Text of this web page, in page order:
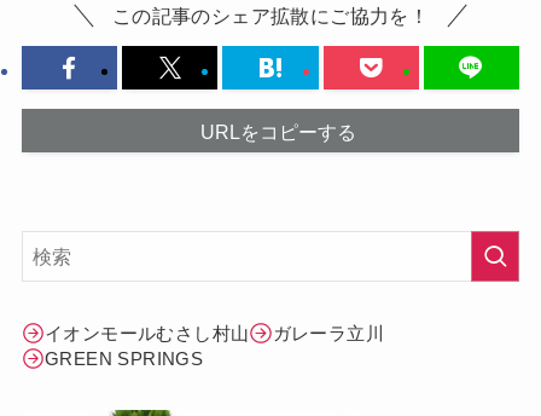
この記事のシェア拡散にご協力を！
URLをコピーする
イオンモールむさし村山
ガレーラ立川
GREEN SPRINGS